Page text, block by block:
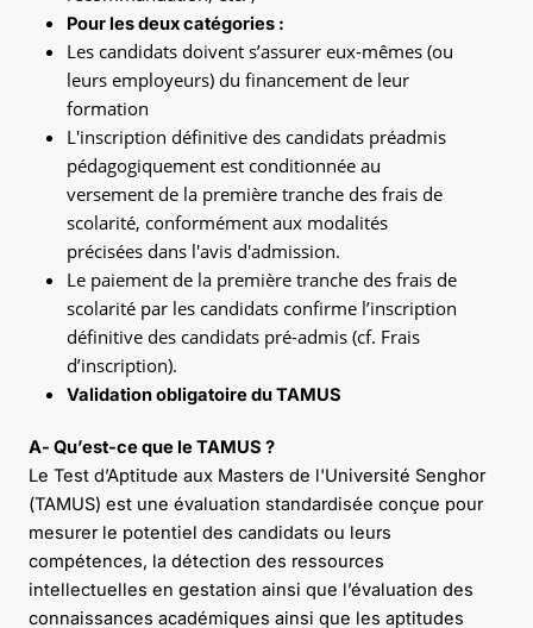
Pour les deux catégories :
Les candidats doivent s’assurer eux-mêmes (ou
leurs employeurs) du financement de leur
formation
L'inscription définitive des candidats préadmis
pédagogiquement est conditionnée au
versement de la première tranche des frais de
scolarité, conformément aux modalités
précisées dans l'avis d'admission.
Le paiement de la première tranche des frais de
scolarité par les candidats confirme l’inscription
définitive des candidats pré-admis (cf. Frais
d’inscription).
Validation obligatoire du TAMUS
A- Qu’est-ce que le TAMUS ?
Le Test d’Aptitude aux Masters de l'Université Senghor
(TAMUS) est une évaluation standardisée conçue pour
mesurer le potentiel des candidats ou leurs
compétences, la détection des ressources
intellectuelles en gestation ainsi que l’évaluation des
connaissances académiques ainsi que les aptitudes